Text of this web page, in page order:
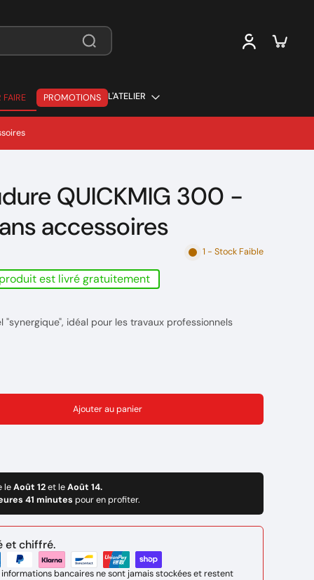
FAIRE
FAIRE
PROMOTIONS L'ATELIER
QUICKMIG 300 -
accessoires
1 - Stock Faible
est livré gratuitement
"synergique", idéal pour les travaux professionnels
QUICKMIG COMPACTSsont conçus pour un usage
des performances de soudage optimales en
et électrode enrobée.
respectivement 250A et 300A, avec affichage digital
standard de 4 galets d'entraînement pour un dévidage
MIG et sont montés sur un chariot grosses roues
de gaz
Ajouter au panier
leAoût 12et leAoût 14.
41 minutes pour en profiter.
et chiffré.
bancaires ne sont jamais stockées et restent